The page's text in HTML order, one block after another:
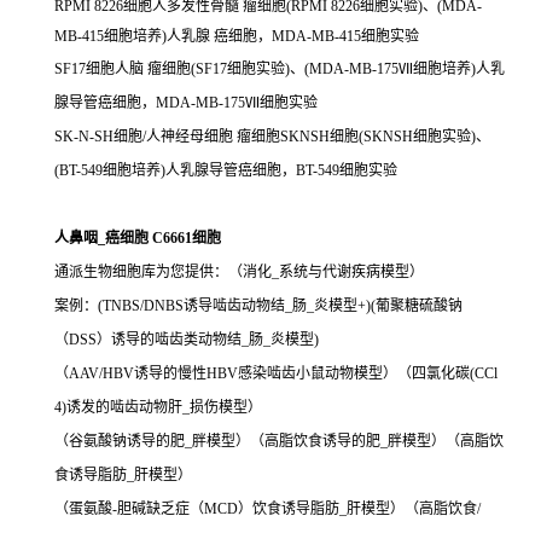
RPMI 8226细胞人多发性骨髓 瘤细胞(RPMI 8226细胞实验)、(MDA-
MB-415细胞培养)人乳腺 癌细胞，MDA-MB-415细胞实验
SF17细胞人脑 瘤细胞(SF17细胞实验)、(MDA-MB-175Ⅶ细胞培养)人乳
腺导管癌细胞，MDA-MB-175Ⅶ细胞实验
SK-N-SH细胞/人神经母细胞 瘤细胞SKNSH细胞(SKNSH细胞实验)、
(BT-549细胞培养)人乳腺导管癌细胞，BT-549细胞实验
人鼻咽_癌细胞 C6661细胞
通派生物细胞库为您提供：（消化_系统与代谢疾病模型）
案例：(TNBS/DNBS诱导啮齿动物结_肠_炎模型+)(葡聚糖硫酸钠
（DSS）诱导的啮齿类动物结_肠_炎模型)
（AAV/HBV诱导的慢性HBV感染啮齿小鼠动物模型）（四氯化碳(CCl
4)诱发的啮齿动物肝_损伤模型）
（谷氨酸钠诱导的肥_胖模型）（高脂饮食诱导的肥_胖模型）（高脂饮
食诱导脂肪_肝模型）
（蛋氨酸-胆碱缺乏症（MCD）饮食诱导脂肪_肝模型）（高脂饮食/